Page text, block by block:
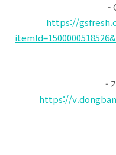
-
https://
-
https://